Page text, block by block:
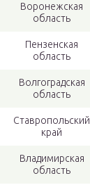
Воронежская
область
Пензенская
область
Волгоградская
область
Ставропольский
край
Владимирская
область